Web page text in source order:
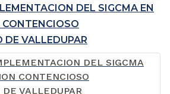
DEL SIGCMA EN
VALLEDUPAR